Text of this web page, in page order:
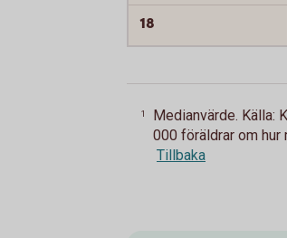
18
1
Medianvärde. Källa:
000 föräldrar om
Tillbaka